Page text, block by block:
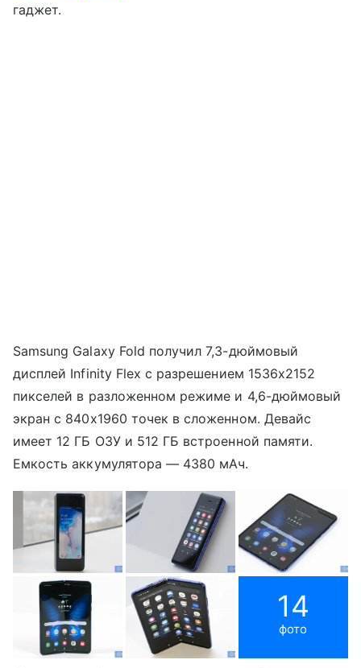
гаджет.
Samsung Galaxy Fold получил 7,3-дюймовый
дисплей Infinity Flex с разрешением 1536x2152
пикселей в разложенном режиме и 4,6-дюймовый
экран с 840x1960 точек в сложенном. Девайс
имеет 12 ГБ ОЗУ и 512 ГБ встроенной памяти.
Емкость аккумулятора — 4380 мАч.
14
фото